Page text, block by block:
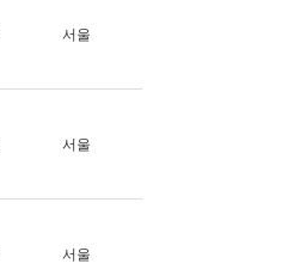
서울
서울
서울